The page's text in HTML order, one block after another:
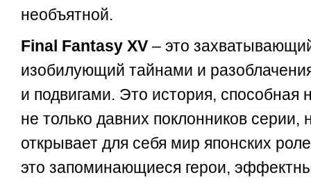
необъятной.
Final Fantasy XV – это
изобилующий тайнами и
и подвигами. Это история, способная
не только давних поклонников серии,
открывает для себя мир японских
это запоминающиеся герои,